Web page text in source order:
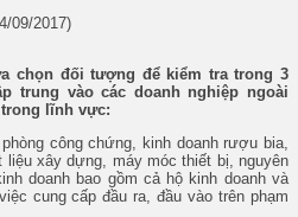
KK ngày 14/09/2017)
chọn đối tượng để kiểm tra trong 3
trung vào các doanh nghiệp ngoài
lĩnh vực:
công chứng, kinh doanh rượu bia,
liệu xây dựng, máy móc thiết bị, nguyên
doanh bao gồm cả hộ kinh doanh và
cung cấp đầu ra, đầu vào trên phạm